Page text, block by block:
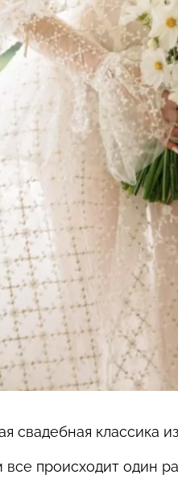
свадебная классика
происходит один